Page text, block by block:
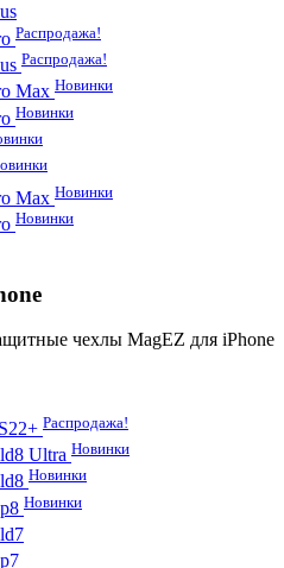
Распродажа!
Распродажа!
Max Новинки
Новинки
Max Новинки
Новинки
чехлы MagEZ для iPhone
Распродажа!
Ultra Новинки
Новинки
Новинки